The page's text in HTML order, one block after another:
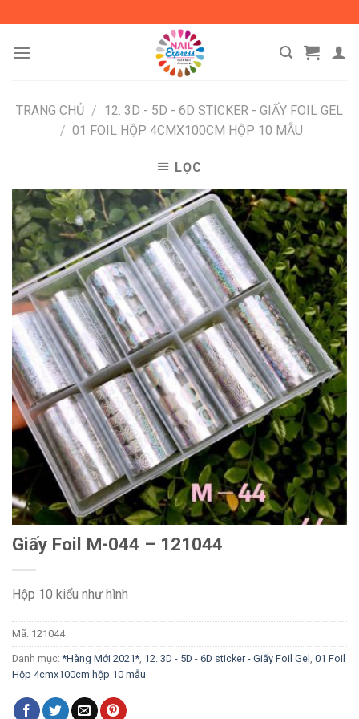
content
TRANG CHỦ / 12. 3D - 5D - 6D STICKER - GIẤY FOIL GEL
/ 01 FOIL HỘP 4CMX100CM HỘP 10 MẪU
LỌC
Giấy Foil M-044 – 121044
Hộp 10 kiểu như hình
Mã: 121044
Danh mục:*Hàng Mới 2021* 12. 3D - 5D - 6D sticker - Giấy Foil Gel 01 Foil
Hộp 4cmx100cm hộp 10 mẫu